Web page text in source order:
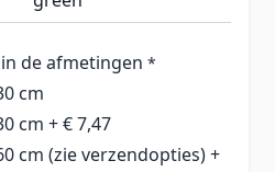
de afmetingen *
cm
cm +€ 7,47
cm (zie verzendopties)+